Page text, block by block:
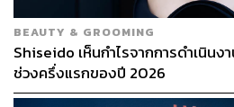
BEAUTY & GROOMING
Shiseido เห็นกำไรจากการดำเนินง
ช่วงครึ่งแรกของปี 2026